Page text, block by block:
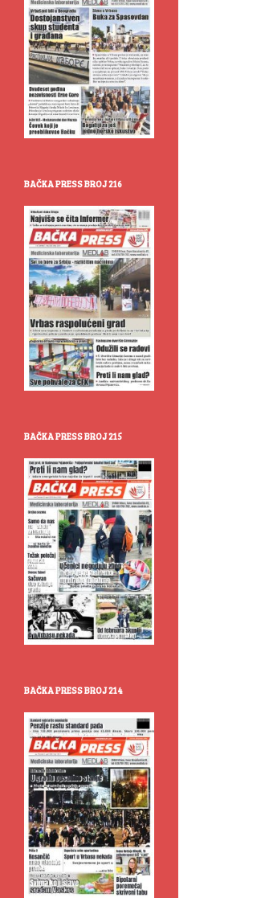
BAČKA PRESS BROJ 216
BAČKA PRESS BROJ 215
BAČKA PRESS BROJ 214